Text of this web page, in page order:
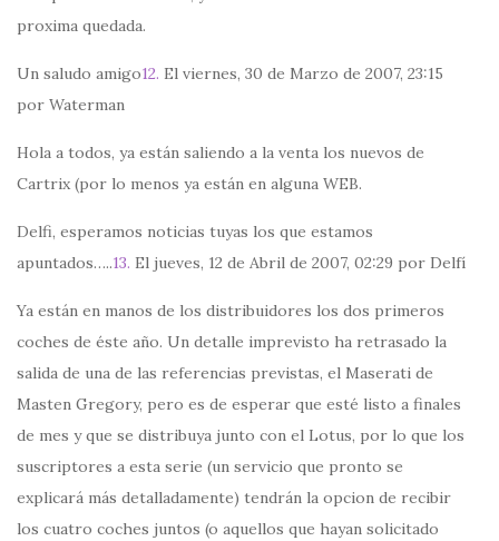
proxima quedada.
Un saludo amigo12. El viernes, 30 de Marzo de 2007, 23:15
por Waterman
Hola a todos, ya están saliendo a la venta los nuevos de
Cartrix (por lo menos ya están en alguna WEB.
Delfi, esperamos noticias tuyas los que estamos
apuntados…..13. El jueves, 12 de Abril de 2007, 02:29 por Delfí
Ya están en manos de los distribuidores los dos primeros
coches de éste año. Un detalle imprevisto ha retrasado la
salida de una de las referencias previstas, el Maserati de
Masten Gregory, pero es de esperar que esté listo a finales
de mes y que se distribuya junto con el Lotus, por lo que los
suscriptores a esta serie (un servicio que pronto se
explicará más detalladamente) tendrán la opcion de recibir
los cuatro coches juntos (o aquellos que hayan solicitado